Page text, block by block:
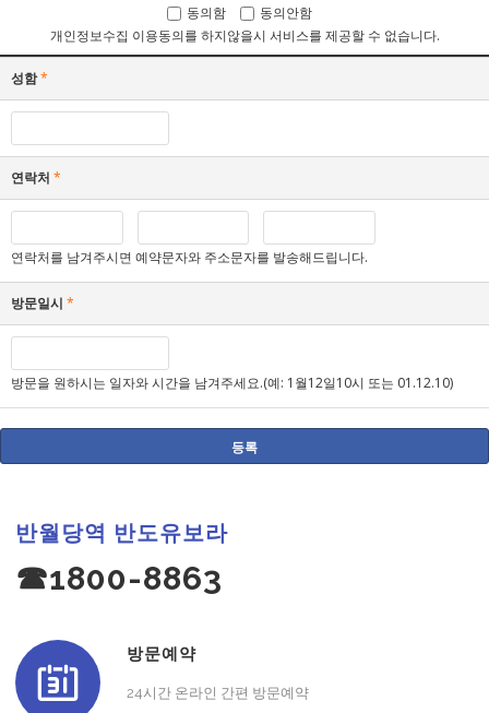
동의함
동의안함
개인정보수집 이용동의를 하지않을시 서비스를 제공할 수 없습니다.
성함*
연락처 *
연락처를 남겨주시면 예약문자와 주소문자를 발송해드립니다.
방문일시 *
방문을 원하시는 일자와 시간을 남겨주세요.(예: 1월12일10시 또는 01.12.10)
반월당역 반도유보라
☎1800-8863
방문예약
24시간 온라인 간편 방문예약